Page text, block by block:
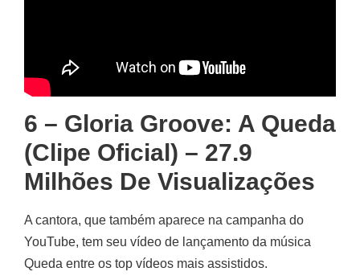
6 – Gloria Groove: A Queda
(clipe Oficial) – 27.9
Milhões De Visualizações
A cantora, que também aparece na campanha do
YouTube, tem seu vídeo de lançamento da música
Queda entre os top vídeos mais assistidos.